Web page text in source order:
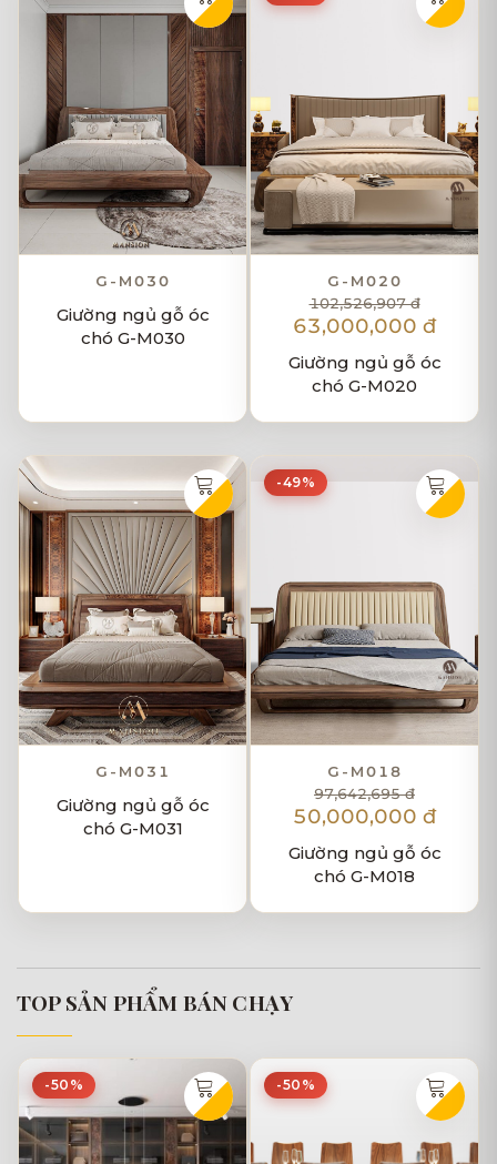
G-M030
Giường ngủ gỗ óc
chó G-M030
G-M020
102,526,907 đ
63,000,000 đ
Giường ngủ gỗ óc
chó G-M020
G-M031
Giường ngủ gỗ óc
chó G-M031
-49%
G-M018
97,642,695 đ
50,000,000 đ
Giường ngủ gỗ óc
chó G-M018
TOP SẢN PHẨM BÁN CHẠY
-50% -50%